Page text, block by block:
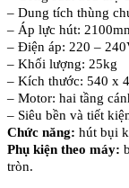
– Dung tích thùng
– Áp lực hút:
– Điện áp: 220 –
– Khối lượng: 25kg
– Kích thước: 540 x
– Motor: hai tầng
– Siêu bền và tiết
Chức năng: hút bụi
Phụ kiện theo máy:
tròn.